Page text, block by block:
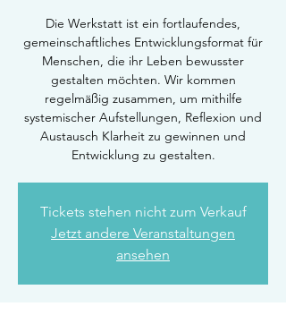
Die Werkstatt ist ein fortlaufendes,
gemeinschaftliches Entwicklungsformat für
Menschen, die ihr Leben bewusster
gestalten möchten. Wir kommen
regelmäßig zusammen, um mithilfe
systemischer Aufstellungen, Reflexion und
Austausch Klarheit zu gewinnen und
Entwicklung zu gestalten.
Tickets stehen nicht zum Verkauf
Jetzt andere Veranstaltungen
ansehen